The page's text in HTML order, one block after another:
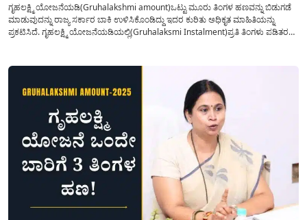
ಗೃಹಲಕ್ಷ್ಮಿ ಯೋಜನೆಯಡಿ(Gruhalakshmi amount)ಒಟ್ಟು ಮೂರು ತಿಂಗಳ ಹಣವನ್ನು ಬಿಡುಗಡೆ
ಮಾಡುವುದನ್ನು ರಾಜ್ಯ ಸರ್ಕಾರ ಬಾಕಿ ಉಳಿಸಿಕೊಂಡಿದ್ದು ಇದರ ಕುರಿತು ಅಧಿಕೃತ ಮಾಹಿತಿಯನ್ನು
ಪ್ರಕಟಿಸಿದೆ. ಗೃಹಲಕ್ಷ್ಮಿ ಯೋಜನೆಯಡಿಯಲ್ಲಿ(Gruhalaksmi Instalment)ಪ್ರತಿ ತಿಂಗಳು ಪಡಿತರ